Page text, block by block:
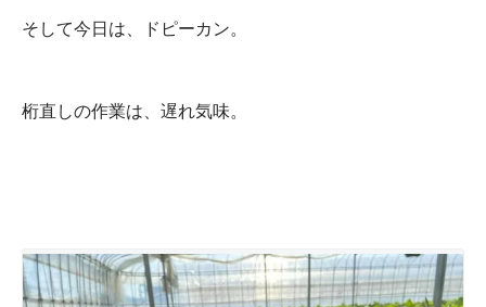
そして今日は、ドピーカン。
桁直しの作業は、遅れ気味。